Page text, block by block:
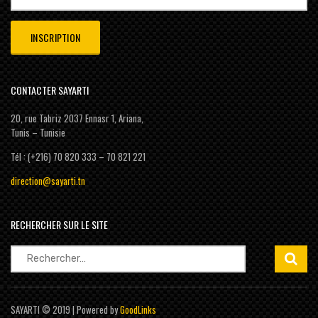
CONTACTER SAYARTI
20, rue Tabriz 2037 Ennasr 1, Ariana,
Tunis – Tunisie
Tél : (+216) 70 820 333 – 70 821 221
direction@sayarti.tn
RECHERCHER SUR LE SITE
Rechercher :
SAYARTI © 2019 | Powered byGoodLinks